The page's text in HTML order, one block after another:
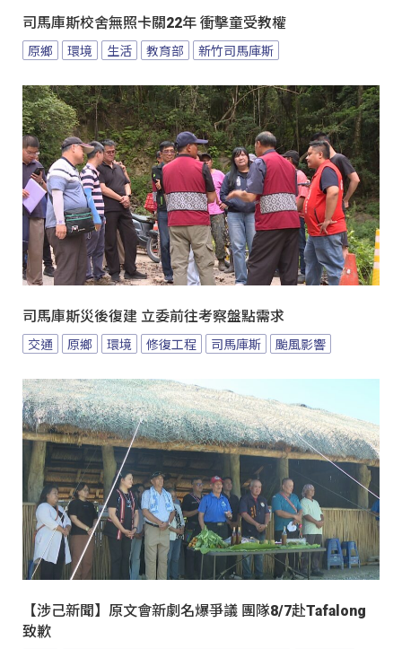
司馬庫斯校舍無照卡關22年 衝擊童受教權
原鄉 環境 生活 教育部 新竹司馬庫斯
司馬庫斯災後復建 立委前往考察盤點需求
交通 原鄉 環境 修復工程 司馬庫斯 颱風影響
【涉己新聞】原文會新劇名爆爭議 團隊8/7赴Tafalong
致歉